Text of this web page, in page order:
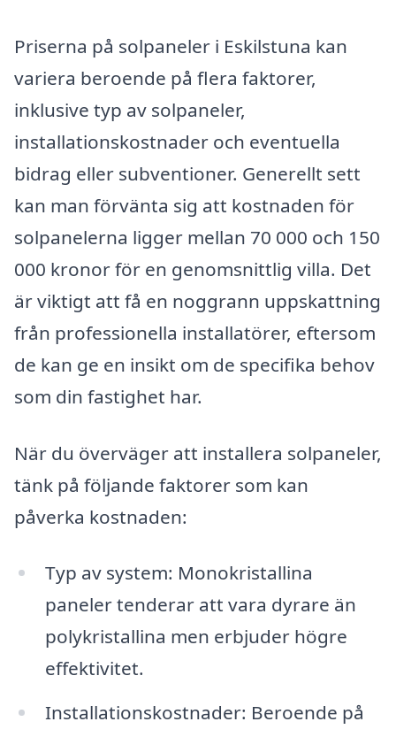
Priserna på solpaneler i Eskilstuna kan
variera beroende på flera faktorer,
inklusive typ av solpaneler,
installationskostnader och eventuella
bidrag eller subventioner. Generellt sett
kan man förvänta sig att kostnaden för
solpanelerna ligger mellan 70 000 och 150
000 kronor för en genomsnittlig villa. Det
är viktigt att få en noggrann uppskattning
från professionella installatörer, eftersom
de kan ge en insikt om de specifika behov
som din fastighet har.
När du överväger att installera solpaneler,
tänk på följande faktorer som kan
påverka kostnaden:
Typ av system: Monokristallina
paneler tenderar att vara dyrare än
polykristallina men erbjuder högre
effektivitet.
Installationskostnader: Beroende på